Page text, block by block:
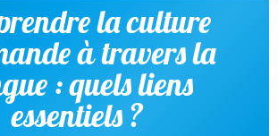
la culture
à travers la
: quels liens
essentiels ?